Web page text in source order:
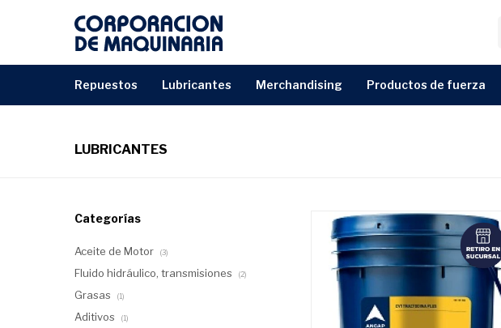
repuestos lubricantes merchandising productos de fuerza
LUBRICANTES
Categorías
Aceite de Motor (3)
Fluido hidráulico, transmisiones (2)
Grasas (1)
Aditivos (1)